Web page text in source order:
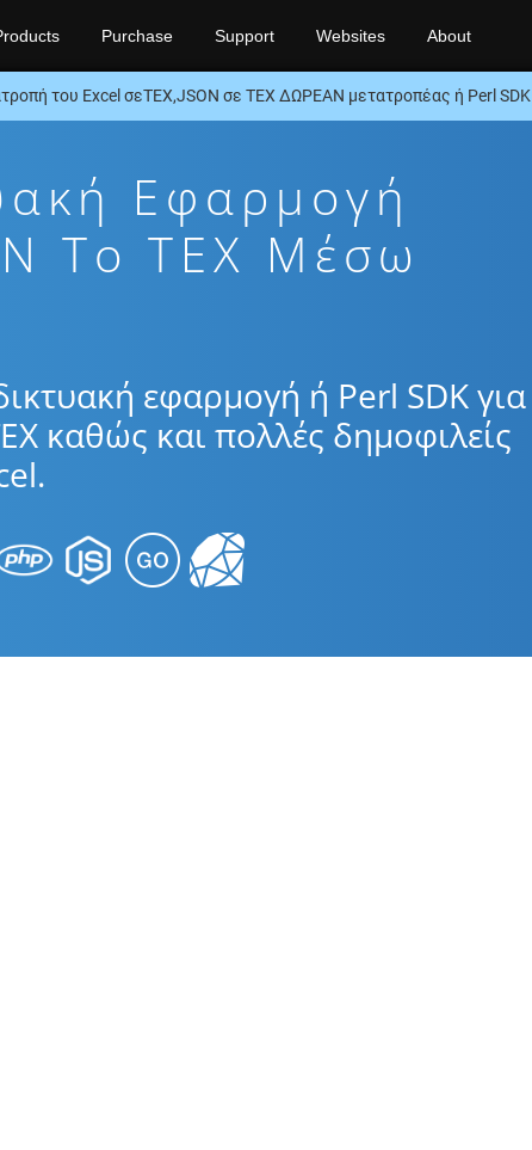
Purchase Support Websites About
του Excel σεTEX,JSON σε TEX ΔΩΡΕΑΝ μετατροπέας ή Perl SDK
Εφαρμογή
To TEX Μέσω
εφαρμογή ή Perl SDK για
καθώς και πολλές δημοφιλείς